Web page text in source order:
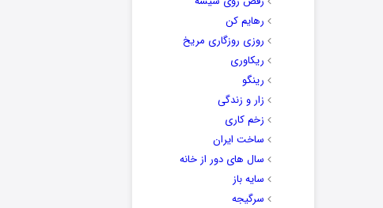
رهایم کن
روزی روزگاری مریخ
ریکاوری
رینگو
زار و زندگی
زخم کاری
ساخت ایران
سال های دور از خانه
سایه باز
سرگیجه